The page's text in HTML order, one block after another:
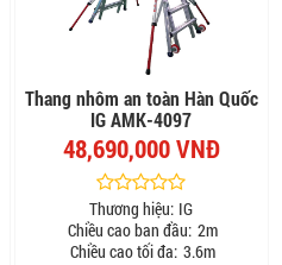
Thang nhôm an toàn Hàn Quốc
IG AMK-4097
48,690,000 VNĐ
Thương hiệu: IG
Chiều cao ban đầu: 2m
Chiều cao tối đa: 3.6m